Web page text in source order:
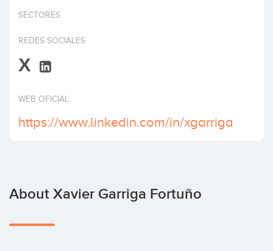
Invest
SECTORES
REDES SOCIALES
X
WEB OFICIAL
https://www.linkedin.com/in/xgarriga
About Xavier Garriga Fortuño